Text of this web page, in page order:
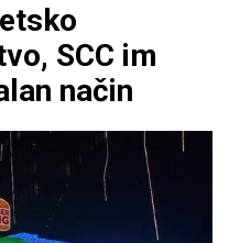
SCC im
način